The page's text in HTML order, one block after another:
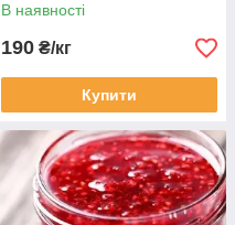
В наявності
190 ₴/кг
Купити